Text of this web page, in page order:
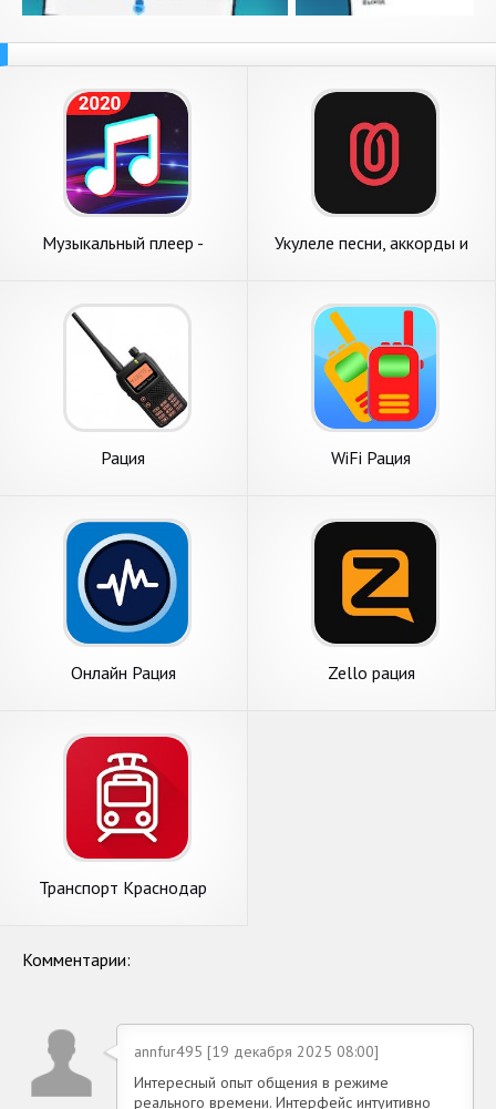
Музыкальный плеер -
Укулеле песни, аккорды и
Рация WiFi Рация
Онлайн Рация Zello рация
Транспорт Краснодар
Комментарии:
annfur495 [19 декабря 2025 08:00]
Интересный опыт общения в режиме
реального времени. Интерфейс интуитивно